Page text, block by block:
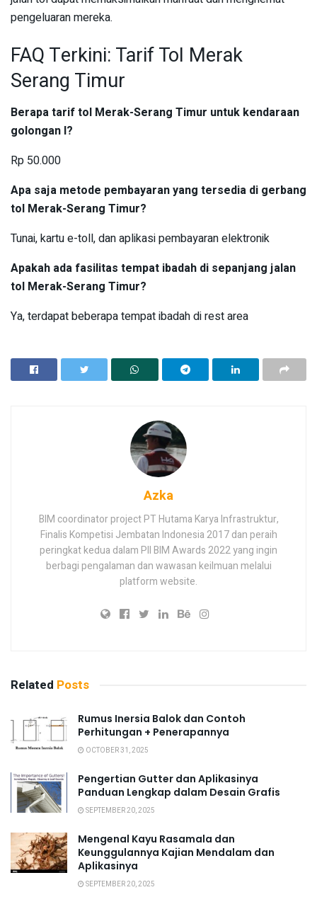
pengeluaran mereka.
FAQ Terkini: Tarif Tol Merak
Serang Timur
Berapa tarif tol Merak-Serang Timur untuk kendaraan
golongan I?
Rp 50.000
Apa saja metode pembayaran yang tersedia di gerbang
tol Merak-Serang Timur?
Tunai, kartu e-toll, dan aplikasi pembayaran elektronik
Apakah ada fasilitas tempat ibadah di sepanjang jalan
tol Merak-Serang Timur?
Ya, terdapat beberapa tempat ibadah di rest area
Azka
BIM coordinator project PT Hutama Karya Infrastruktur,
Finalis Kompetisi Jembatan Indonesia 2017 dan peraih
peringkat kedua dalam PII BIM Awards 2022 yang ingin
berbagi pengalaman dan wawasan keilmuan melalui
platform website.
Related Posts
Rumus Inersia Balok dan Contoh
Perhitungan + Penerapannya
OCTOBER 31, 2025
Pengertian Gutter dan Aplikasinya
Panduan Lengkap dalam Desain Grafis
SEPTEMBER 20, 2025
Mengenal Kayu Rasamala dan
Keunggulannya Kajian Mendalam dan
Aplikasinya
SEPTEMBER 20, 2025